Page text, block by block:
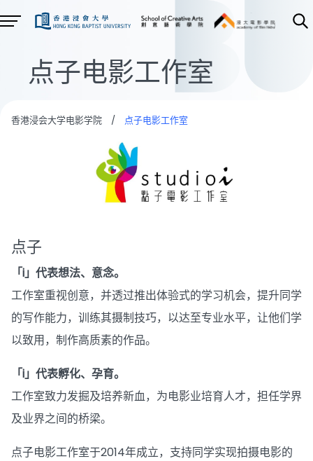
点子电影工作室
香港浸会大学电影学院 / 点子电影工作室
点子
「i」代表想法、意念。
工作室重视创意，并透过推出体验式的学习机会，提升同学
的写作能力，训练其摄制技巧，以达至专业水平，让他们学
以致用，制作高质素的作品。
「i」代表孵化、孕育。
工作室致力发掘及培养新血，为电影业培育人才，担任学界
及业界之间的桥梁。
点子电影工作室于2014年成立，支持同学实现拍摄电影的